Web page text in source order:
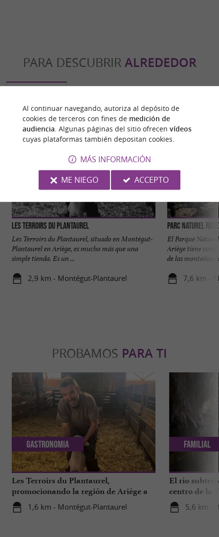
PARA DESCUBRIR ALREDEDOR
Les Terroirs du Plantaurel
Les Terroirs du Plantaurel, situado en Montégut-
Plantaurel en Ariège, es mucho más que una
simple tienda. Es un ...
2,9 km - Montégut-Plantaurel
Parc naturel
El Parque
Ariège tiene
de las montañas
7,6 km -
PROBAMOS PARA TI
Les Terroirs du Plantaurel,
promocionando la región de Ariège a
través del compromiso social
1,6 km - Montégut-Plantaurel
Gastronomia
El río
centro de la
5,6 km -
Familial
Al continuar navegando, autoriza al depósito de
cookies de terceros con fines de medición de
audiencia . Algunas páginas del sitio ofrecen vídeos
cuyas plataformas también depositan cookies.
MÁS INFORMACIÓN
ME NIEGO
ACCEPTO